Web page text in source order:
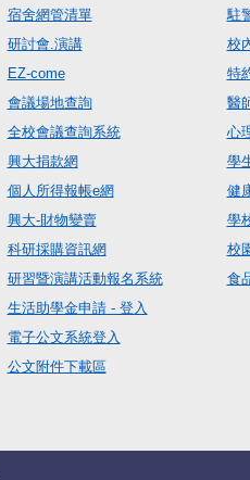
宿舍網管清單
研討會.演講
EZ-come
會議場地查詢
全校會議查詢系統
興大捐款網
個人所得報帳e網
興大-財物變賣
科研採購資訊網
研習暨演講活動報名系統
生活助學金申請 - 登入
電子公文系統登入
公文附件下載區
駐
校
特
醫
心
學
健
學
校
食